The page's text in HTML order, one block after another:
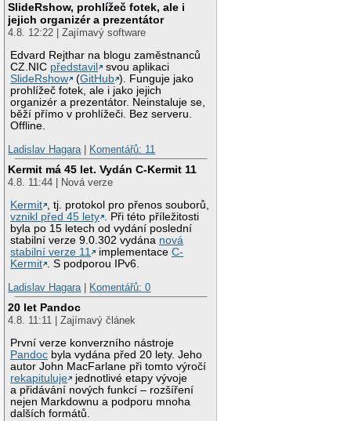
SlideRshow, prohlížeč fotek, ale i
jejich organizér a prezentátor
4.8. 12:22 | Zajímavý software
Edvard Rejthar na blogu zaměstnanců
CZ.NIC představil
svou aplikaci
SlideRshow
(GitHub ). Funguje jako
prohlížeč fotek, ale i jako jejich
organizér a prezentátor. Neinstaluje se,
běží přímo v prohlížeči. Bez serveru.
Offline.
Ladislav Hagara | Komentářů: 11
Kermit má 45 let. Vydán C-Kermit 11
4.8. 11:44 | Nová verze
Kermit , tj. protokol pro přenos souborů,
vznikl před 45 lety . Při této příležitosti
byla po 15 letech od vydání poslední
stabilní verze 9.0.302 vydána nová
stabilní verze 11
implementaceC-
Kermit . S podporou IPv6.
Ladislav Hagara | Komentářů: 0
20 let Pandoc
4.8. 11:11 | Zajímavý článek
První verze konverzního nástroje
Pandoc byla vydána před 20 lety. Jeho
autor John MacFarlane při tomto výročí
rekapituluje
jednotlivé etapy vývoje
a přidávání nových funkcí – rozšíření
nejen Markdownu a podporu mnoha
dalších formátů.